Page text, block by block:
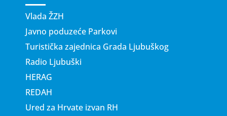
Vlada ŽZH
Javno poduzeće Parkovi
Turistička zajednica Grada Ljubuškog
Radio Ljubuški
HERAG
REDAH
Ured za Hrvate izvan RH